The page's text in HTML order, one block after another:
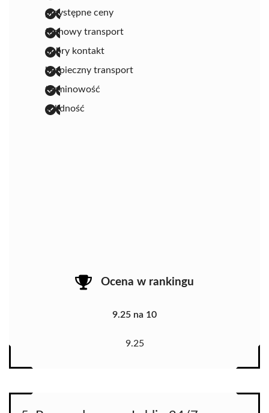
przystępne ceny
fachowy transport
dobry kontakt
bezpieczny transport
terminowość
solidność
Ocena w rankingu
9.25 na 10
9.25